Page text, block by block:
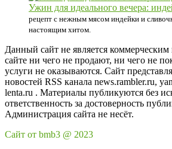
Ужин для идеального вечера:
рецепт с нежным мясом индейки и
настоящим хитом.
Данный сайт не является
сайте ни чего не продают, ни чего не
услуги не оказываются. Сайт
новостей RSS канала news.rambler.ru,
lenta.ru . Материалы публикуются без
ответственность за достоверность
Администрация сайта не несёт.
Сайт от bmb3 @ 2023